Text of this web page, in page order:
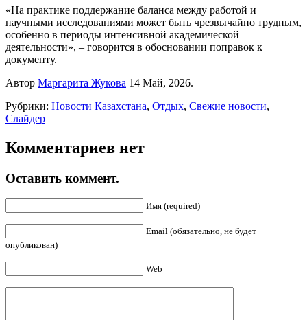
«На практике поддержание баланса между работой и
научными исследованиями может быть чрезвычайно трудным,
особенно в периоды интенсивной академической
деятельности», – говорится в обосновании поправок к
документу.
Автор Маргарита Жукова 14 Май, 2026.
Рубрики: Новости Казахстана, Отдых, Свежие новости,
Слайдер
Комментариев нет
Оставить коммент.
Имя (required)
Email (обязательно, не будет
опубликован)
Web